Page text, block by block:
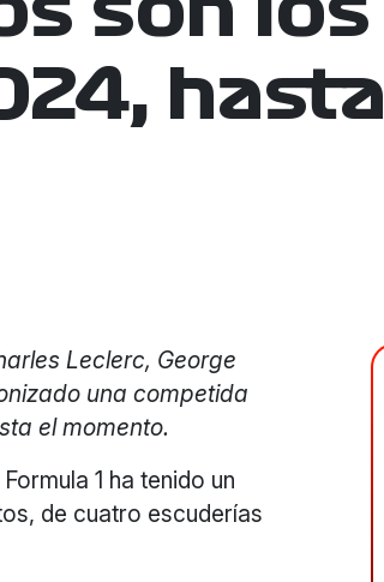
hasta
Leclerc, George
una competida
el momento.
1 ha tenido un
de cuatro escuderías